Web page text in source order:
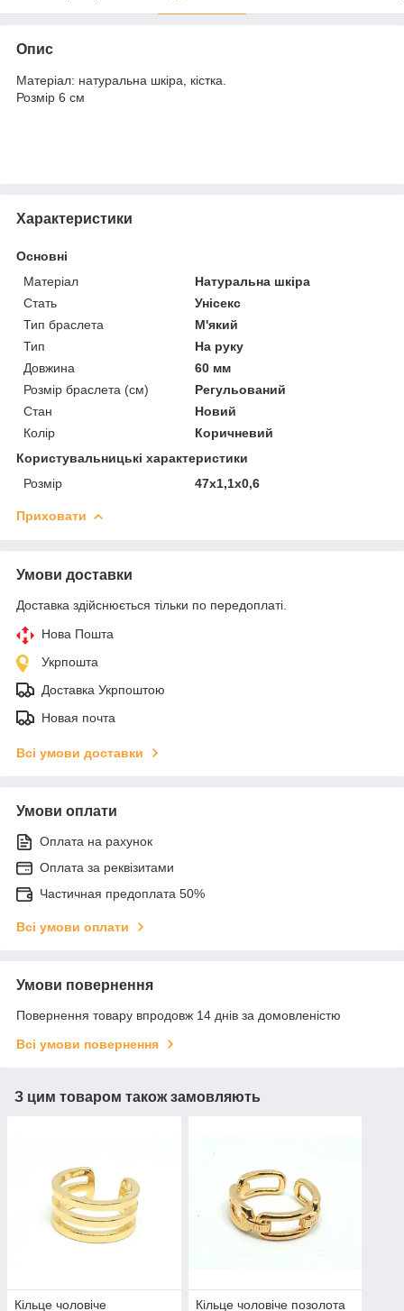
Опис
Матеріал: натуральна шкіра, кістка.
Розмір 6 см
Характеристики
Основні
Матеріал
Натуральна шкіра
Стать
Унісекс
Тип браслета
М'який
Тип
На руку
Довжина
60 мм
Розмір браслета (см)
Регульований
Стан
Новий
Колір
Коричневий
Користувальницькі характеристики
Розмір
47х1,1х0,6
Приховати
Умови доставки
Доставка здійснюється тільки по передоплаті.
Нова Пошта
Укрпошта
Доставка Укрпоштою
Новая почта
Всі умови доставки
Умови оплати
Оплата на рахунок
Оплата за реквізитами
Частичная предоплата 50%
Всі умови оплати
Умови повернення
Повернення товару впродовж 14 днів за домовленістю
Всі умови повернення
З цим товаром також замовляють
Кільце чоловіче Кільце чоловіче позолота